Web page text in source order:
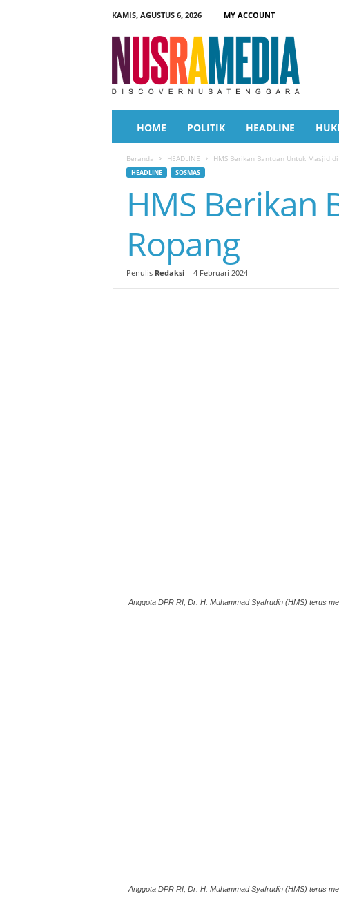
KAMIS, AGUSTUS 6, 2026
MY ACCOUNT
a
HOME POLITIK HEADLINE
Beranda HEADLINE HMS Berikan Bantuan Untuk Masjid di
HEADLINE SOSMAS
HMS Berikan
Ropang
Penulis Redaksi- 4 Februari 2024
Anggota DPR RI, Dr. H. Muhammad Syafrudin (HMS) terus
Anggota DPR RI, Dr. H. Muhammad Syafrudin (HMS) terus